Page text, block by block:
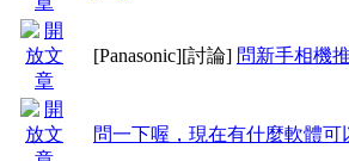
[Panasonic][討論] 問新手相機
問一下喔，現在有什麼軟體可